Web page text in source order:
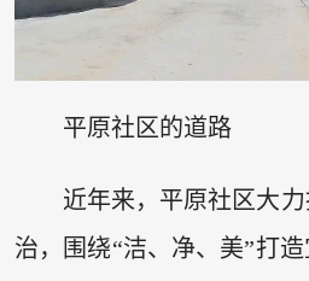
平原社区的道路
近年来，平原社区大
治，围绕“洁、净、美”打